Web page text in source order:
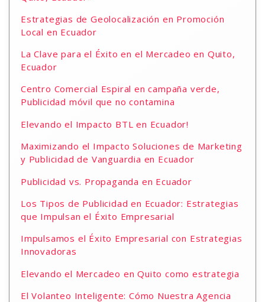
Estrategias de Geolocalización en Promoción
Local en Ecuador
La Clave para el Éxito en el Mercadeo en Quito,
Ecuador
Centro Comercial Espiral en campaña verde,
Publicidad móvil que no contamina
Elevando el Impacto BTL en Ecuador!
Maximizando el Impacto Soluciones de Marketing
y Publicidad de Vanguardia en Ecuador
Publicidad vs. Propaganda en Ecuador
Los Tipos de Publicidad en Ecuador: Estrategias
que Impulsan el Éxito Empresarial
Impulsamos el Éxito Empresarial con Estrategias
Innovadoras
Elevando el Mercadeo en Quito como estrategia
El Volanteo Inteligente: Cómo Nuestra Agencia